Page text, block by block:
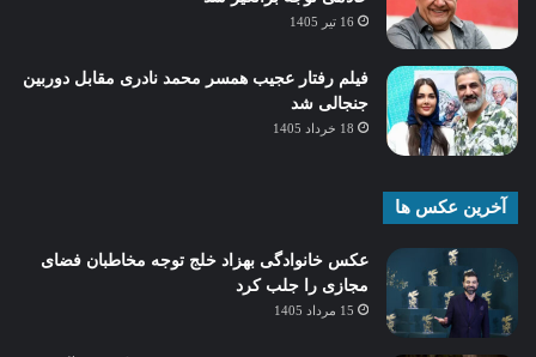
16 تیر 1405
فیلم رفتار عجیب همسر محمد نادری مقابل دوربین
جنجالی شد
18 خرداد 1405
آخرین عکس ها
عکس خانوادگی بهزاد خلج توجه مخاطبان فضای
مجازی را جلب کرد
15 مرداد 1405